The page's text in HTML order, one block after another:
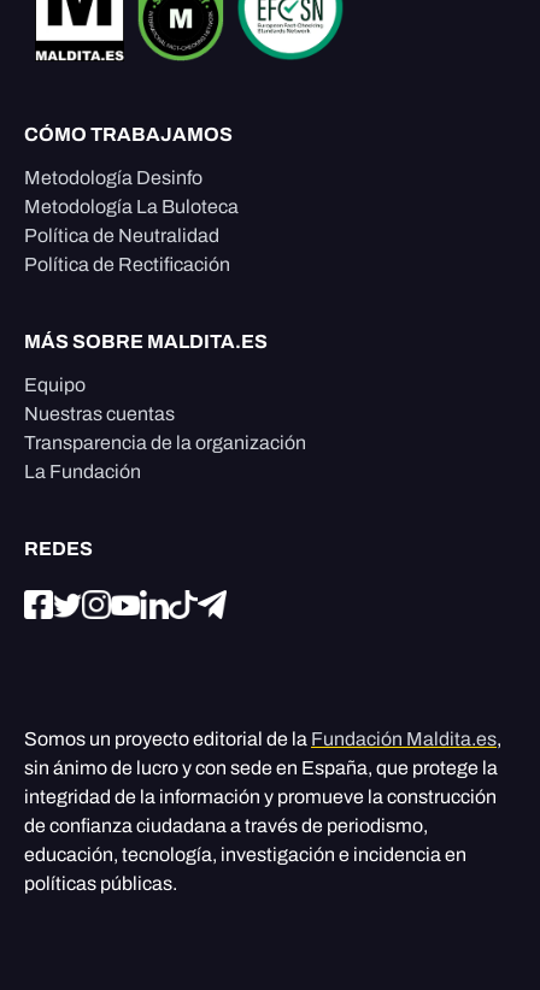
CÓMO TRABAJAMOS
Metodología Desinfo
Metodología La Buloteca
Política de Neutralidad
Política de Rectificación
MÁS SOBRE MALDITA.ES
Equipo
Nuestras cuentas
Transparencia de la organización
La Fundación
REDES
Somos un proyecto editorial de la Fundación Maldita.es,
sin ánimo de lucro y con sede en España, que protege la
integridad de la información y promueve la construcción
de confianza ciudadana a través de periodismo,
educación, tecnología, investigación e incidencia en
políticas públicas.